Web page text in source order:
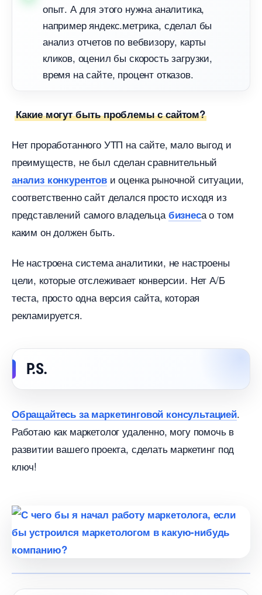
опыт. А для этого нужна аналитика,
например яндекс.метрика, сделал бы
анализ отчетов по вебвизору, карты
кликов, оценил бы скорость загрузки,
ремя на сайте, процент отказов.
Какие могут быть проблемы с сайтом?
Нет проработанного УТП на сайте, мало выгод и
преимуществ, не был сделан сравнительный
анализ конкурентои оценка рыночной ситуации,
соответственно сайт делался просто исходя из
представлений самого владельцаизнеса о том
каким он должен быть.
Не настроена система аналитики, не настроены
цели, которые отслеживает конверсии. Нет А/Б
теста, просто одна версия сайта, которая
рекламируется.
P.S.
Обращайтесь за маркетинговой консультацией.
Работаю как маркетолог удаленно, могу помочь
развитии вашего проекта, сделать маркетинг под
ключ!